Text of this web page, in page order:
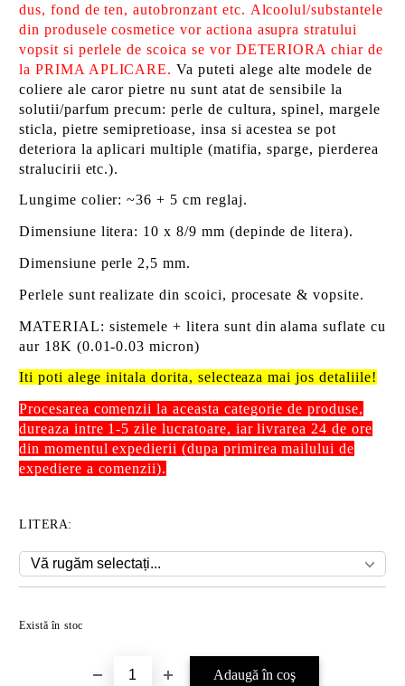
dus, fond de ten, autobronzant etc. Alcoolul/substantele
din produsele cosmetice vor actiona asupra stratului
vopsit si perlele de scoica se vor DETERIORA chiar de
la PRIMA APLICARE.Va puteti alege alte modele de
coliere ale caror pietre nu sunt atat de sensibile la
solutii/parfum precum: perle de cultura, spinel, margele
sticla, pietre semipretioase, insa si acestea se pot
deteriora la aplicari multiple (matifia, sparge, pierderea
stralucirii etc.).
Lungime colier: ~36 + 5 cm reglaj.
Dimensiune litera: 10 x 8/9 mm (depinde de litera).
Dimensiune perle 2,5 mm.
Perlele sunt realizate din scoici, procesate & vopsite.
MATERIAL: sistemele + litera sunt din alama suflate cu
aur 18K (0.01-0.03 micron)
Iti poti alege initala dorita, selecteaza mai jos detaliile!
Procesarea comenzii la aceasta categorie de produse,
dureaza intre 1-5 zile lucratoare, iar livrarea 24 de ore
din momentul expedierii(dupa primirea mailului de
expediere a comenzii).
LITERA:
Există în stoc